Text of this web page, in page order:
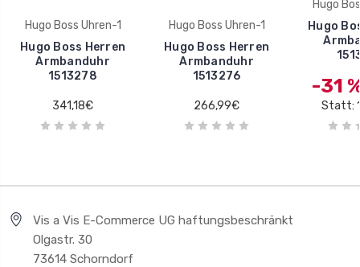
Hugo Boss Uhren-1
Hugo Boss Herren
Armbanduhr
1513278
341,18€
Hugo Boss Uhren-1
Hugo Boss Herren
Armbanduhr
1513276
266,99€
Hugo
Hugo
-31
Statt:
Vis a Vis E-Commerce UG haftungsbeschränkt
Olgastr. 30
73614 Schorndorf